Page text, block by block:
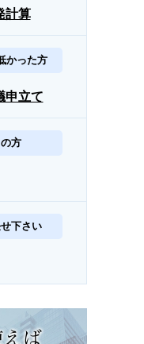
計算
かった方
申立て
方
下さい